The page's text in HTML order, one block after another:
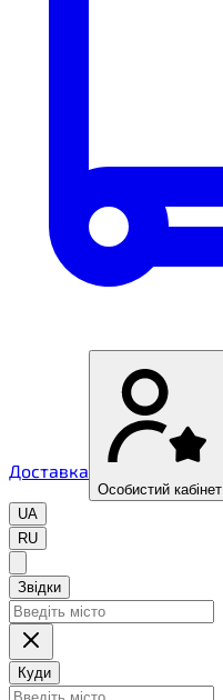
Доставка
Особистий кабінет
UA
RU
Звідки
Куди